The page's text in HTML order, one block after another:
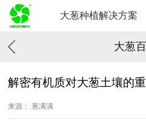
大葱种植解决方案
大葱
解密有机质对大葱土壤的
来源： 葱满满